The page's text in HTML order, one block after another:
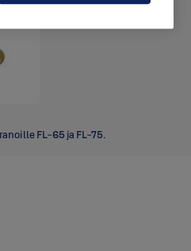
FL-65 ja FL-75.